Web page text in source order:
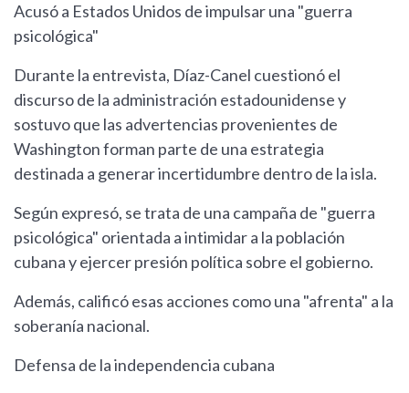
Acusó a Estados Unidos de impulsar una "guerra
psicológica"
Durante la entrevista, Díaz-Canel cuestionó el
discurso de la administración estadounidense y
sostuvo que las advertencias provenientes de
Washington forman parte de una estrategia
destinada a generar incertidumbre dentro de la isla.
Según expresó, se trata de una campaña de "guerra
psicológica" orientada a intimidar a la población
cubana y ejercer presión política sobre el gobierno.
Además, calificó esas acciones como una "afrenta" a la
soberanía nacional.
Defensa de la independencia cubana